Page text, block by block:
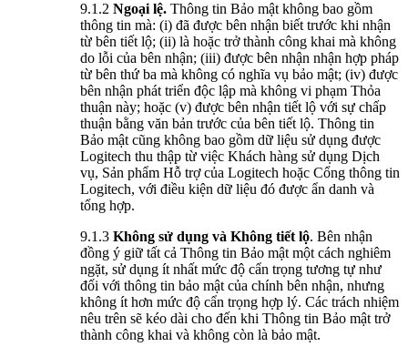
9.1.2 Ngoại lệ. Thông tin Bảo mật không bao gồm
thông tin mà: (i) đã được bên nhận biết trước khi nhận
từ bên tiết lộ; (ii) là hoặc trở thành công khai mà không
do lỗi của bên nhận; (iii) được bên nhận nhận hợp pháp
từ bên thứ ba mà không có nghĩa vụ bảo mật; (iv) được
bên nhận phát triển độc lập mà không vi phạm Thỏa
thuận này; hoặc (v) được bên nhận tiết lộ với sự chấp
thuận bằng văn bản trước của bên tiết lộ. Thông tin
Bảo mật cũng không bao gồm dữ liệu sử dụng được
Logitech thu thập từ việc Khách hàng sử dụng Dịch
vụ, Sản phẩm Hỗ trợ của Logitech hoặc Cổng thông tin
Logitech, với điều kiện dữ liệu đó được ẩn danh và
tổng hợp.
9.1.3 Không sử dụng và Không tiết lộ. Bên nhận
đồng ý giữ tất cả Thông tin Bảo mật một cách nghiêm
ngặt, sử dụng ít nhất mức độ cẩn trọng tương tự như
đối với thông tin bảo mật của chính bên nhận, nhưng
không ít hơn mức độ cẩn trọng hợp lý. Các trách nhiệm
nêu trên sẽ kéo dài cho đến khi Thông tin Bảo mật trở
thành công khai và không còn là bảo mật.